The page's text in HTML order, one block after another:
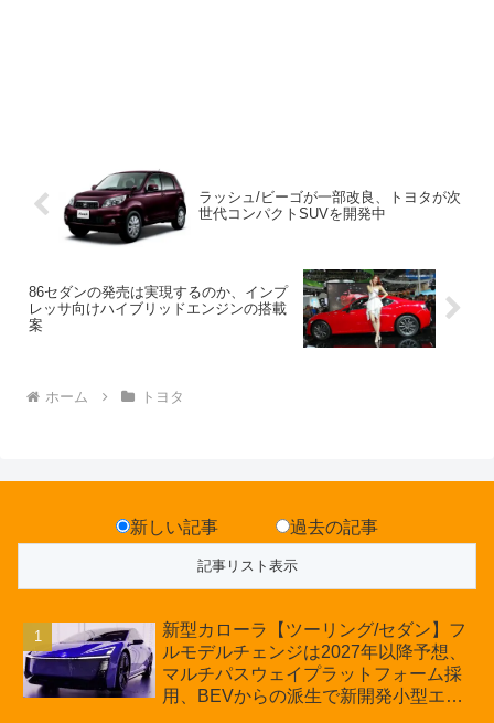
ラッシュ/ビーゴが一部改良、トヨタが次
世代コンパクトSUVを開発中
86セダンの発売は実現するのか、インプ
レッサ向けハイブリッドエンジンの搭載
案
ホーム トヨタ
新しい記事 過去の記事
新型カローラ【ツーリング/セダン】フ
ルモデルチェンジは2027年以降予想、
マルチパスウェイプラットフォーム採
用、BEVからの派生で新開発小型エン